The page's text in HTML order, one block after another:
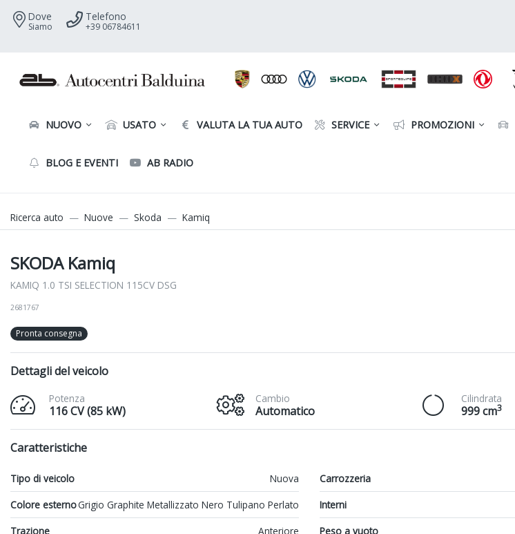
Dove
Siamo
Telefono
+39 06784611
NUOVO USATO VALUTA LA TUA AUTO SERVICE PROMOZIONI
BLOG E EVENTI AB RADIO
Ricerca auto Nuove Skoda Kamiq
SKODA Kamiq
KAMIQ 1.0 TSI SELECTION 115CV DSG
2681767
Pronta consegna
Dettagli del veicolo
Potenza
116 CV (85 kW)
Cambio
Automatico
Cilindrata
999 cm3
Caratteristiche
Tipo di veicolo Nuova Carrozzeria
Colore esternoGrigio Graphite Metallizzato Nero Tulipano Perlato Interni
Trazione
Anteriore Peso a vuoto